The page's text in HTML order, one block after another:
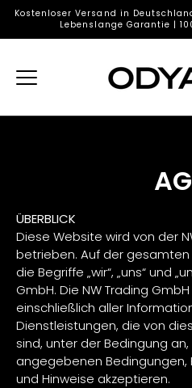
Direkt
Inhalt
Kostenloser Versand in
Lebenslange Garantie |
ÜBERBLICK
Diese Website wird von der
betrieben. Auf der
die Begriffe „wir“, „uns“ und
GmbH. Die NW Trading
einschließlich aller
Dienstleistungen, die von
sind, unter der Bedingung
angegebenen Bedingungen,
und Hinweise akzeptieren.